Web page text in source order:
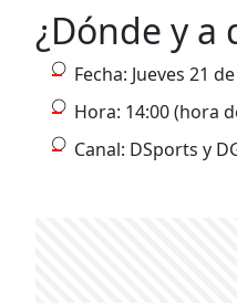
¿Dónde y a
Fecha: Jueves 21
Hora: 14:00 (hora
Canal: DSports y